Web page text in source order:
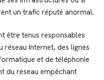
un trafic réputé anormal.
être tenus responsables
Internet, des lignes
et de téléphonie
du réseau empêchant